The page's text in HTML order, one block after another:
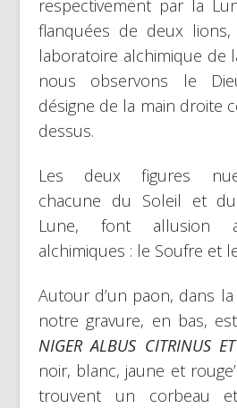
respectivement par la
flanquées de deux
laboratoire alchimique de
nous observons le
désigne de la main droite
dessus.
Les deux figures
chacune du Soleil et
Lune, font allusion
alchimiques : le Soufre et
Autour d’un paon, dans
notre gravure, en bas,
NIGER ALBUS CITRINUS
noir, blanc, jaune et
trouvent un corbeau